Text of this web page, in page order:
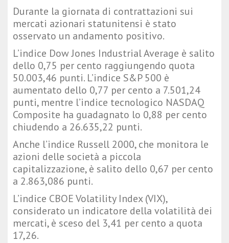
Durante la giornata di contrattazioni sui
mercati azionari statunitensi è stato
osservato un andamento positivo.
L’indice Dow Jones Industrial Average è salito
dello 0,75 per cento raggiungendo quota
50.003,46 punti. L’indice S&P 500 è
aumentato dello 0,77 per cento a 7.501,24
punti, mentre l’indice tecnologico NASDAQ
Composite ha guadagnato lo 0,88 per cento
chiudendo a 26.635,22 punti.
Anche l’indice Russell 2000, che monitora le
azioni delle società a piccola
capitalizzazione, è salito dello 0,67 per cento
a 2.863,086 punti.
L’indice CBOE Volatility Index(VIX),
considerato un indicatore della volatilità dei
mercati, è sceso del 3,41 per cento a quota
17,26.